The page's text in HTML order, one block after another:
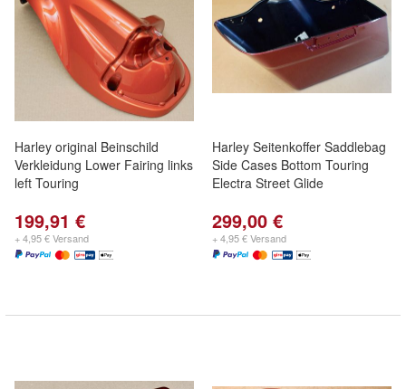
Harley original Beinschild
Verkleidung Lower Fairing links
left Touring
199,91 €
+ 4,95 € Versand
Harley Seitenkoffer Saddlebag
Side Cases Bottom Touring
Electra Street Glide
299,00 €
+ 4,95 € Versand